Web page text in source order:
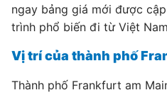
ngay bảng giá mới được
trình phổ biến đi từ Việt
Vị trí của thành phố
Thành phố Frankfurt am